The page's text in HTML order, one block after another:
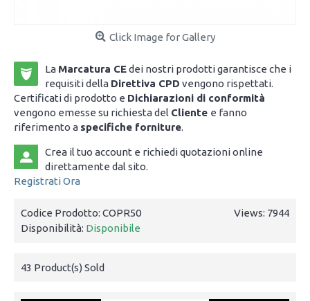
Click Image for Gallery
La Marcatura CEdei nostri prodotti garantisce che i
requisiti della Direttiva CPD vengono rispettati.
Certificati di prodotto e Dichiarazioni di conformità
vengono emesse su richiesta del Cliente e fanno
riferimento a specifiche forniture.
Crea il tuo account e richiedi quotazioni online
direttamente dal sito.
Registrati Ora
Views: 7944
Codice Prodotto: COPR50
Disponibilità: Disponibile
43 Product(s) Sold